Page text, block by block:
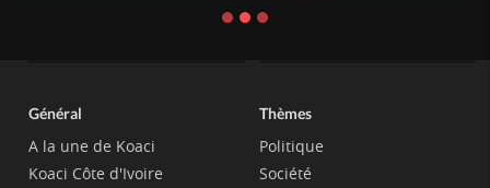
Général
A la une de Koaci
Koaci Côte d'Ivoire
Thèmes
Politique
Société